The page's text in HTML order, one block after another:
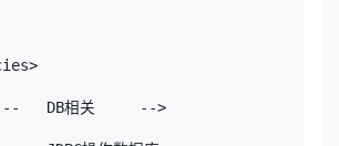
DB相关     -->